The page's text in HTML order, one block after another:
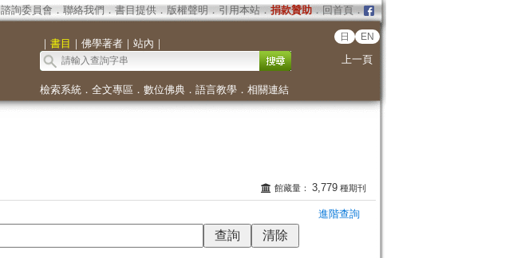
諮詢委員會 ． 聯絡我們 ． 書目提供． 版權聲明． 引用本站．捐款贊助．回首頁．
｜ 書目 ｜ 佛學著者｜ 站內 ｜
日 EN
上一頁
檢索系統． 全文專區 ． 數位佛典． 語言教學． 相關連結
館藏量： 3,779種期刊
進階查詢